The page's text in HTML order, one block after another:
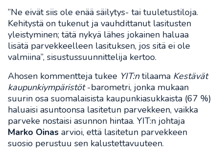
”Ne eivät siis ole enää säilytys- tai tuuletustiloja.
Kehitystä on tukenut ja vauhdittanut lasitusten
yleistyminen; tätä nykyä lähes jokainen haluaa
lisätä parvekkeelleen lasituksen, jos sitä ei ole
valmiina”, sisustussuunnittelija kertoo.
Ahosen kommentteja tukee YIT:ntilaama Kestävät
kaupunkiympäristöt-barometri, jonka mukaan
suurin osa suomalaisista kaupunkiasukkaista (67 %)
haluaisi asuntoonsa lasitetun parvekkeen, vaikka
parveke nostaisi asunnon hintaa. YIT:n johtaja
Marko Oinas arvioi, että lasitetun parvekkeen
suosio perustuu sen kalustettavuuteen.